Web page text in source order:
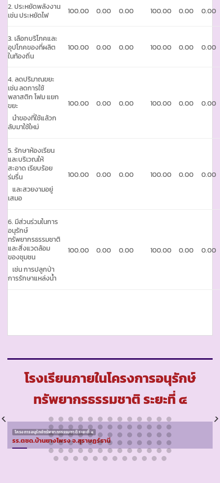
2. ประหยัดพลังงาน
เช่น ประหยัดไฟ
100.00 0.00 0.00 100.00 0.00 0.00
3. เลือกบริโภคและ
อุปโภคของที่ผลิต
ในท้องถิ่น
100.00 0.00 0.00 100.00 0.00 0.00
4. ลดปริมาณขยะ
เช่น ลดการใช้
พลาสติก โฟม แยก
ขยะ
นำของที่ใช้แล้วก
ลับมาใช้ใหม่
100.00 0.00 0.00 100.00 0.00 0.00
5. รักษาห้องเรียน
และบริเวณให้
สะอาด เรียบร้อย
ร่มรื่น
และสวยงามอยู่
เสมอ
100.00 0.00 0.00 100.00 0.00 0.00
6. มีส่วนร่วมในการ
อนุรักษ์
ทรัพยากรธรรมชาติ
และสิ่งแวดล้อม
ของชุมชน
เช่น การปลูกป่า
การรักษาแหล่งน้ำ
100.00 0.00 0.00 100.00 0.00 0.00
โรงเรียนภายในโครงการอนุรักษ์
ทรัพยากรธรรมชาติ ระยะที่ ๔
โครงการอนุรักษ์ทรัพยากรธรรมชาติ ระยะที่ ๔
รร.ตชด.บ้านยางโพรง จ.สุราษฏร์ธานี